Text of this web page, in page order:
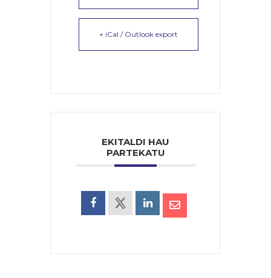
+ iCal / Outlook export
EKITALDI HAU
PARTEKATU